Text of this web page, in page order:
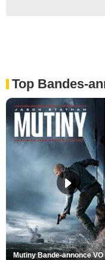
Top Bandes-
Mutiny Bande-annonce VO